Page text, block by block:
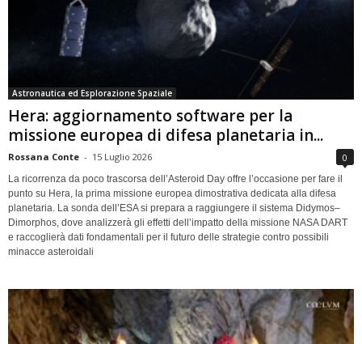
Astronautica ed Esplorazione Spaziale
Hera: aggiornamento software per la
missione europea di difesa planetaria in...
Rossana Conte - 15 Luglio 2026 0
La ricorrenza da poco trascorsa dell’Asteroid Day offre l’occasione per fare il
punto su Hera, la prima missione europea dimostrativa dedicata alla difesa
planetaria. La sonda dell’ESA si prepara a raggiungere il sistema Didymos–
Dimorphos, dove analizzerà gli effetti dell’impatto della missione NASA DART
e raccoglierà dati fondamentali per il futuro delle strategie contro possibili
minacce asteroidali